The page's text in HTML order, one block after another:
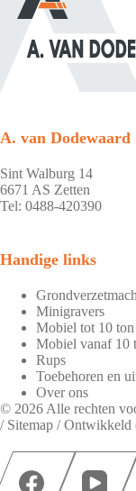
A. van Dodewaard
Sint Walburg 14
6671 AS Zetten
Tel: 0488-420390
Handige links
Minigravers
Mobiel tot 10 ton
Mobiel vanaf 10
Rups
Toebehoren en
Over ons
© 2026 Alle rechten
/ Sitemap / Ontwikkeld